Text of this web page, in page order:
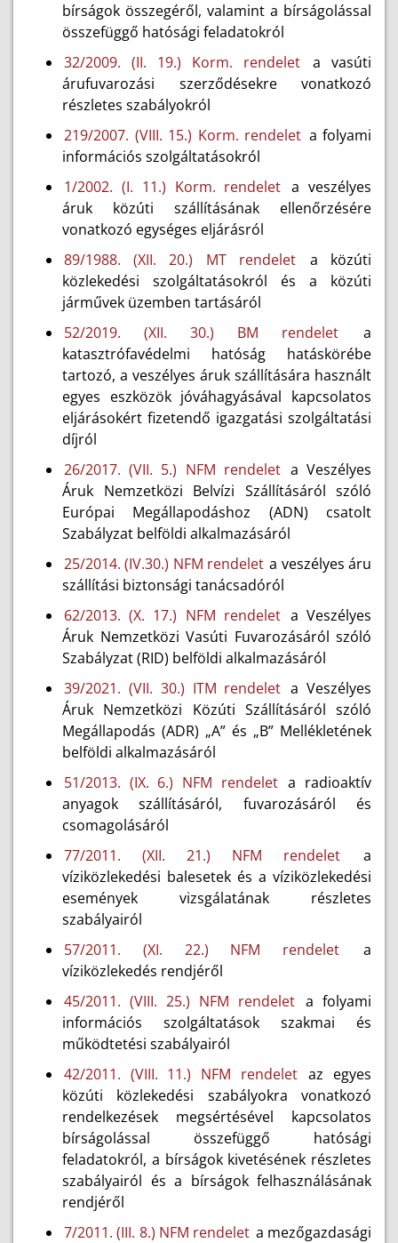
bírságok összegéről, valamint a bírságolással
összefüggő hatósági feladatokról
32/2009. (II. 19.) Korm. rendelet a vasúti
árufuvarozási szerződésekre vonatkozó
részletes szabályokról
219/2007. (VIII. 15.) Korm. rendelet a folyami
információs szolgáltatásokról
1/2002. (I. 11.) Korm. rendelet a veszélyes
áruk közúti szállításának ellenőrzésére
vonatkozó egységes eljárásról
89/1988. (XII. 20.) MT rendelet a közúti
közlekedési szolgáltatásokról és a közúti
járművek üzemben tartásáról
52/2019. (XII. 30.) BM rendelet a
katasztrófavédelmi hatóság hatáskörébe
tartozó, a veszélyes áruk szállítására használt
egyes eszközök jóváhagyásával kapcsolatos
eljárásokért fizetendő igazgatási szolgáltatási
díjról
26/2017. (VII. 5.) NFM rendelet a Veszélyes
Áruk Nemzetközi Belvízi Szállításáról szóló
Európai Megállapodáshoz (ADN) csatolt
Szabályzat belföldi alkalmazásáról
25/2014. (IV.30.) NFM rendelet a veszélyes áru
szállítási biztonsági tanácsadóról
62/2013. (X. 17.) NFM rendelet a Veszélyes
Áruk Nemzetközi Vasúti Fuvarozásáról szóló
Szabályzat (RID) belföldi alkalmazásáról
39/2021. (VII. 30.) ITM rendelet a Veszélyes
Áruk Nemzetközi Közúti Szállításáról szóló
Megállapodás (ADR) „A” és „B” Mellékletének
belföldi alkalmazásáról
51/2013. (IX. 6.) NFM rendelet a radioaktív
anyagok szállításáról, fuvarozásáról és
csomagolásáról
77/2011. (XII. 21.) NFM rendelet a
víziközlekedési balesetek és a víziközlekedési
események vizsgálatának részletes
szabályairól
57/2011. (XI. 22.) NFM rendelet
a
víziközlekedés rendjéről
45/2011. (VIII. 25.) NFM rendelet a folyami
információs szolgáltatások szakmai és
működtetési szabályairól
42/2011. (VIII. 11.) NFM rendelet az egyes
közúti közlekedési szabályokra vonatkozó
rendelkezések megsértésével kapcsolatos
bírságolással összefüggő hatósági
feladatokról, a bírságok kivetésének részletes
szabályairól és a bírságok felhasználásának
rendjéről
7/2011. (III. 8.) NFM rendelet a mezőgazdasági